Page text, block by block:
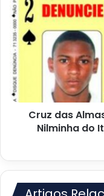
das
Almas:
Autor
do
latrocínio
contra
Nilminha
do
Itapicuru
Itaparica
Cruz das
Nilminha do